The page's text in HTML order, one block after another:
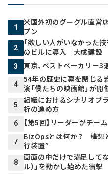
1
米国外初のグーグル直営
プン
2
「欲しい人がいなかった
のビルに導入 大成建設
3 東京、ベストベーカリー3
4
54年の歴史に幕を閉じる
演「僕たちの映画館」が開
5
組織におけるシナリオプ
析の進め方
6 【第5回】リーダーがチー
7
BizOpsとは何か？ 構想
行装置”
8
画面の中だけで満足して
ル）」を動かし始めた衝撃